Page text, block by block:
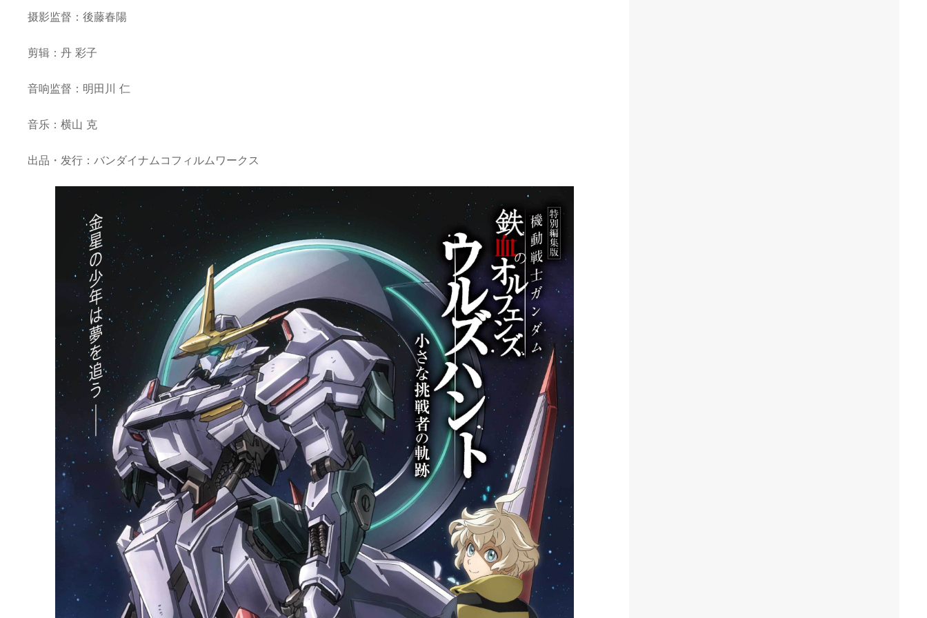
摄影监督：後藤春陽
剪辑：丹 彩子
音响监督：明田川 仁
音乐：横山 克
出品・发行：バンダイナムコフィルムワークス